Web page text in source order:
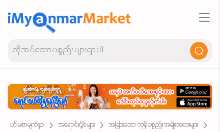
ပင်မစာမျက်နှာ အရောင်းပို့စ်များ
အခြားသော ကုန်ပစ္စည်းအမျိုးအစားများ